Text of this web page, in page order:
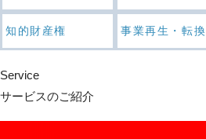
知的財産権 事業再生・転換
Service
サービスのご紹介